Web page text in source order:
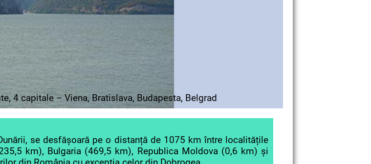
4 capitale – Viena, Bratislava, Budapesta, Belgrad
se desfășoară pe o distanță de 1075 km între localitățile
km), Bulgaria (469,5 km), Republica Moldova (0,6 km) și